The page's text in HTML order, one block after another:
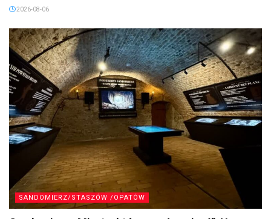
2026-08-06
SANDOMIERZ/STASZÓW /OPATÓW